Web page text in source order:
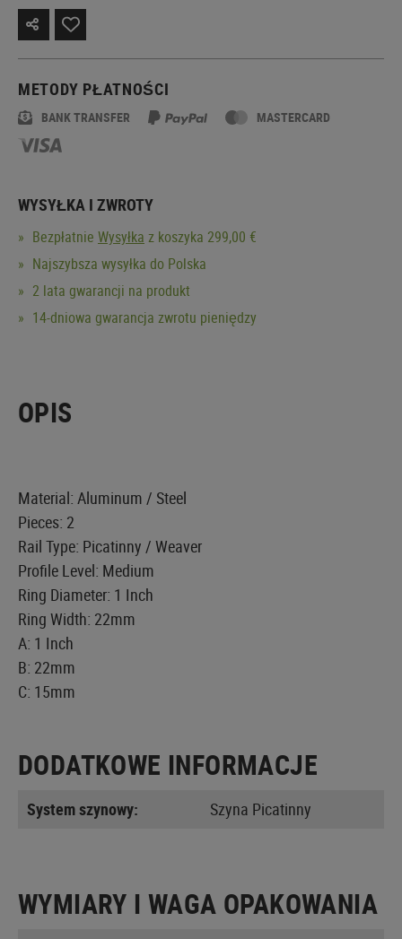
METODY PŁATNOŚCI
BANK TRANSFER MASTERCARD
WYSYŁKA I ZWROTY
Bezpłatnie Wysyłka z koszyka 299,00 €
Najszybsza wysyłka do Polska
2 lata gwarancji na produkt
14-dniowa gwarancja zwrotu pieniędzy
OPIS
Material: Aluminum / Steel
Pieces: 2
Rail Type: Picatinny / Weaver
Profile Level: Medium
Ring Diameter: 1 Inch
Ring Width: 22mm
A: 1 Inch
B: 22mm
C: 15mm
DODATKOWE INFORMACJE
System szynowy: Szyna Picatinny
WYMIARY I WAGA OPAKOWANIA